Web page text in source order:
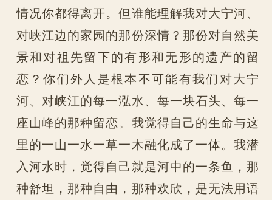
情况你都得离开。但谁能理解我对大宁河、
对峡江边的家园的那份深情？那份对自然美
景和对祖先留下的有形和无形的遗产的留
恋？你们外人是根本不可能有我们对大宁
河、对峡江的每一泓水、每一块石头、每一
座山峰的那种留恋。我觉得自己的生命与这
里的一山一水一草一木融化成了一体。我潜
入河水时，觉得自己就是河中的一条鱼，那
种舒坦，那种自由，那种欢欣，是无法用语